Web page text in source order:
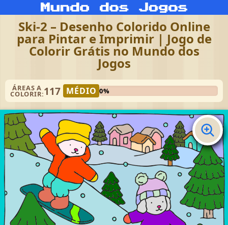
Ski-2 – Desenho Colorido Online
para Pintar e Imprimir | Jogo de
Colorir Grátis no Mundo dos
Jogos
ÁREAS A
COLORIR:117 MÉDIO 0%